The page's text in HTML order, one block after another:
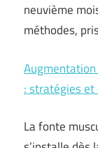
neuvième
méthodes,
Augmentation
: stratégies et
La fonte